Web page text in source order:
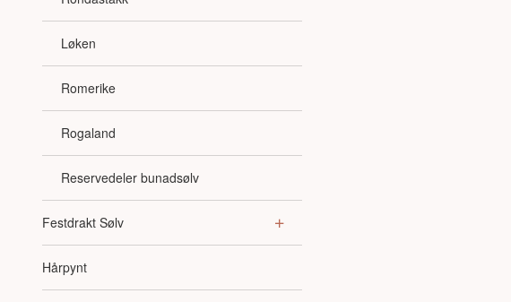
Løken
Romerike
Rogaland
Reservedeler bunadsølv
Festdrakt Sølv
Hårpynt